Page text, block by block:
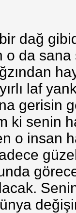
dağ
o da sana
laf
gerisin
ki senin
o insan